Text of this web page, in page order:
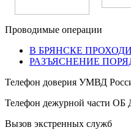
Проводимые операции
В БРЯНСКЕ
РАЗЪЯСНЕНИЕ
Телефон доверия УМВД
Телефон дежурной части
Вызов экстренных служб